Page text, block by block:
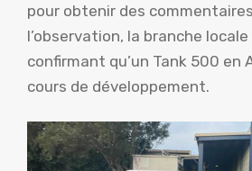
pour obtenir des
l’observation, la branche
confirmant qu’un Tank 500 en
cours de développement.